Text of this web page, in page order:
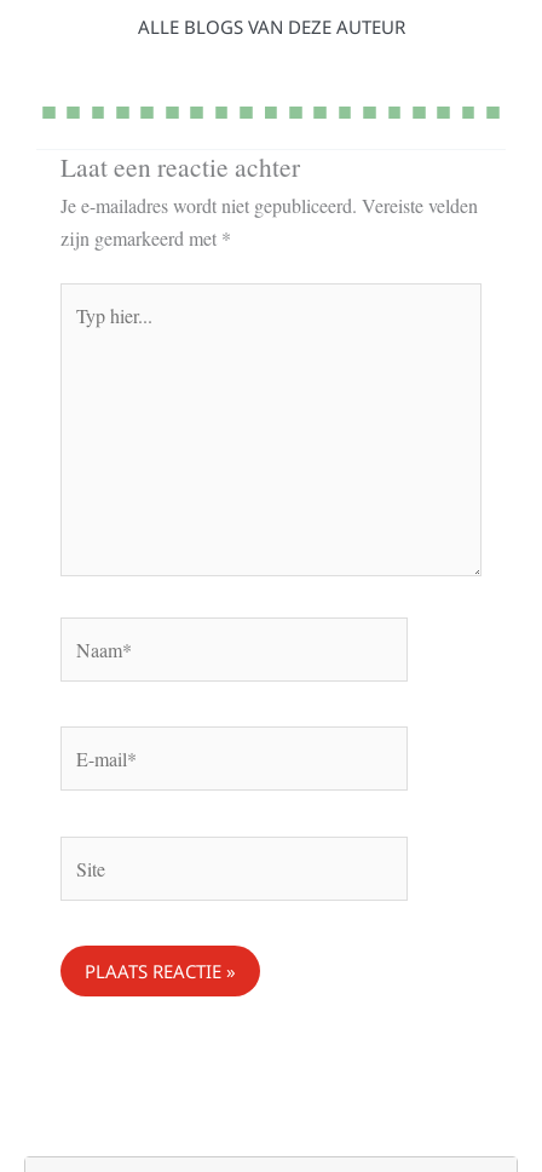
ALLE BLOGS VAN DEZE AUTEUR
Laat een reactie achter
Je e-mailadres wordt niet gepubliceerd. Vereiste velden
zijn gemarkeerd met *
hier...
mail*